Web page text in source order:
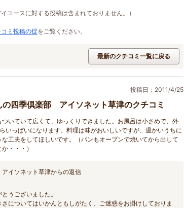
ユースに対する投稿は含まれておりません。）
ミ投稿の掟をご覧ください。
最新のクチコミ一覧に戻る
投稿日：2011/4/25
四季倶楽部 アイソネット草津のクチコミ
いていて広くて、ゆっくりできました。お風呂は小さめで、外
いっぱいになります。料理は味がおいしいですが、温かいうちに
工夫をしてほしいです。（パンもオーブンで焼いてから出して
・・・）
イソネット草津からの返信
うございました。
さについてはいかんともしがたく、ご迷惑をお掛けしておりま